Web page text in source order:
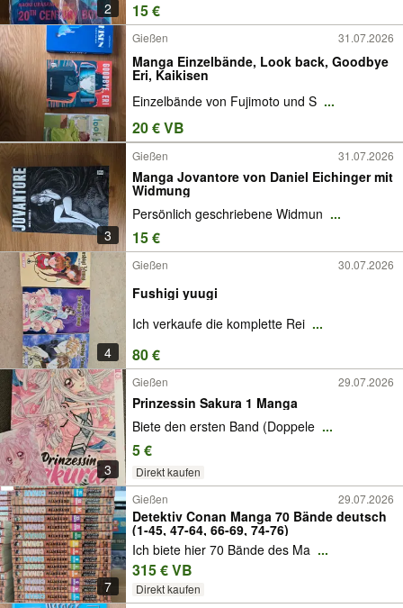
2 15 €
Gießen 31.07.2026
Manga Einzelbände, Look back, Goodbye
Eri, Kaikisen
Einzelbände von Fujimoto und S ...
20 € VB
3
Gießen 31.07.2026
Manga Jovantore von Daniel Eichinger mit
Widmung
Persönlich geschriebene Widmun ...
15 €
4
Gießen 30.07.2026
Fushigi yuugi
Ich verkaufe die komplette Rei ...
80 €
3
Gießen 29.07.2026
Prinzessin Sakura 1 Manga
Biete den ersten Band (Doppele ...
5 €
Direkt kaufen
7
Gießen 29.07.2026
Detektiv Conan Manga 70 Bände deutsch
(1-45, 47-64, 66-69, 74-76)
Ich biete hier 70 Bände des Ma ...
315 € VB
Direkt kaufen